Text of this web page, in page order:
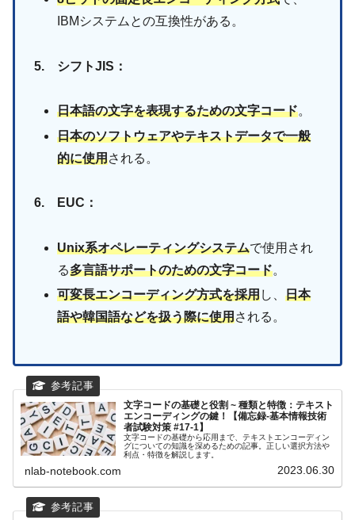
IBMシステムとの互換性がある。
5. シフトJIS：
日本語の文字を表現するための文字コード。
日本のソフトウェアやテキストデータで一般
的に使用される。
6. EUC：
Unix系オペレーティングシステムで使用され
る多言語サポートのための文字コード。
可変長エンコーディング方式を採用し、日本
語や韓国語などを扱う際に使用される。
文字コードの基礎と役割 ~ 種類と特徴：テキスト
エンコーディングの鍵！【備忘録-基本情報技術
者試験対策 #17-1】
文字コードの基礎から応用まで、テキストエンコーディン
グについての知識を深めるための記事。正しい選択方法や
利点・特徴を解説します。
nlab-notebook.com 2023.06.30